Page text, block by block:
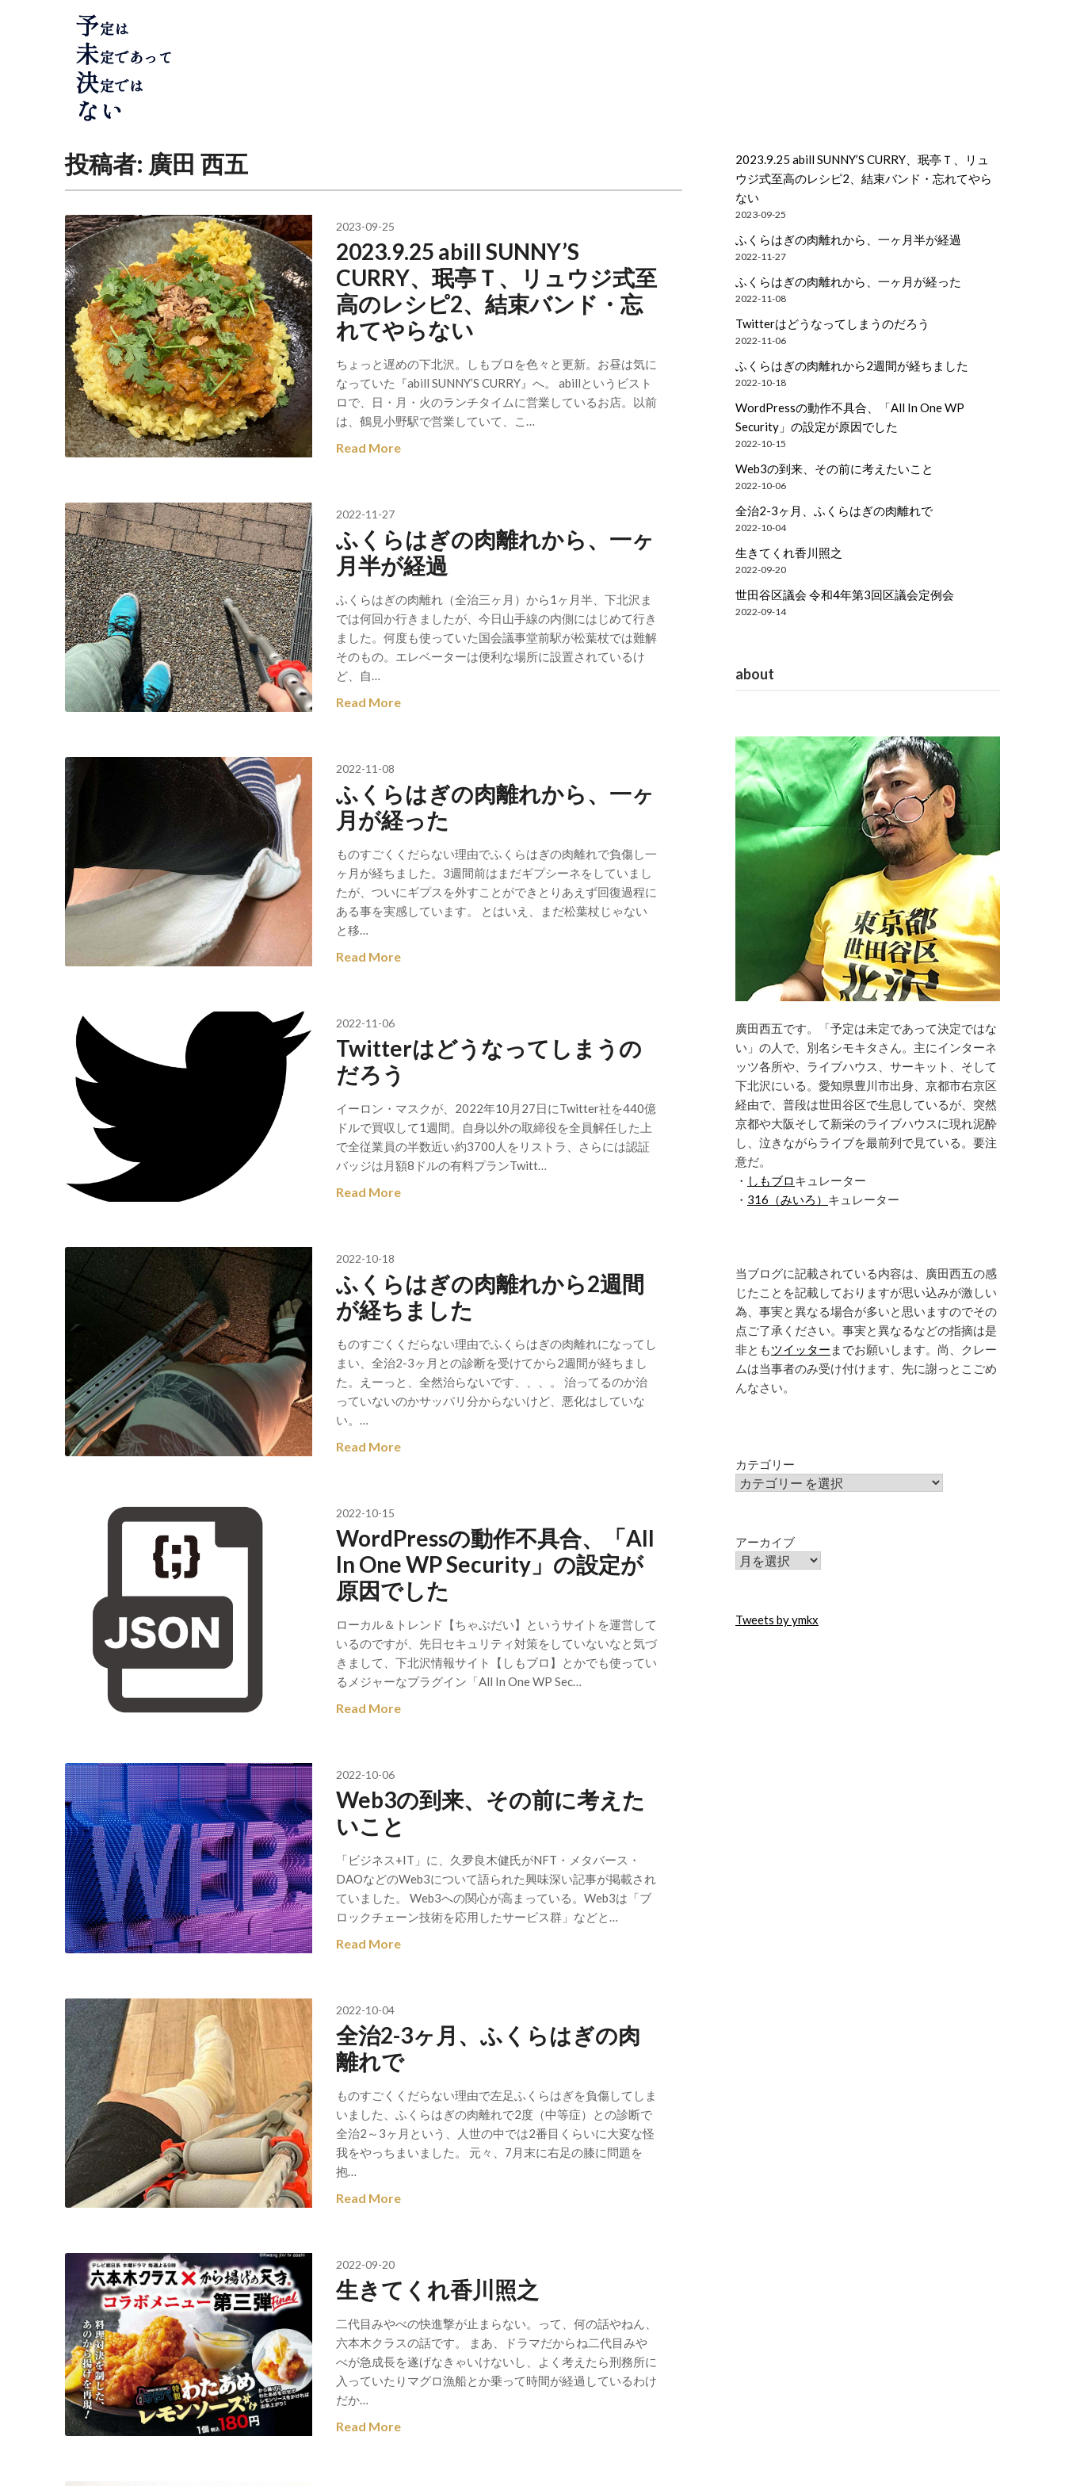
投稿者: 廣田 西五
2023-09-25
2023.9.25 abill SUNNY’S
CURRY、珉亭Ｔ、リュウジ式至
高のレシピ2、結束バンド・忘
れてやらない
ちょっと遅めの下北沢。しもブロを色々と更新。お昼は気に
なっていた『abill SUNNY’S CURRY』へ。 abillというビスト
ロで、日・月・火のランチタイムに営業しているお店。以前
は、鶴見小野駅で営業していて、こ…
Read More
2022-11-27
ふくらはぎの肉離れから、一ヶ
月半が経過
ふくらはぎの肉離れ（全治三ヶ月）から1ヶ月半、下北沢ま
では何回か行きましたが、今日山手線の内側にはじめて行き
ました。何度も使っていた国会議事堂前駅が松葉杖では難解
そのもの。エレベーターは便利な場所に設置されているけ
ど、自…
Read More
2022-11-08
ふくらはぎの肉離れから、一ヶ
月が経った
ものすごくくだらない理由でふくらはぎの肉離れで負傷し一
ヶ月が経ちました。3週間前はまだギプシーネをしていまし
たが、ついにギプスを外すことができとりあえず回復過程に
ある事を実感しています。 とはいえ、まだ松葉杖じゃない
と移…
Read More
2022-11-06
Twitterはどうなってしまうの
だろう
イーロン・マスクが、2022年10月27日にTwitter社を440億
ドルで買収して1週間。自身以外の取締役を全員解任した上
で全従業員の半数近い約3700人をリストラ、さらには認証
バッジは月額8ドルの有料プランTwitt…
Read More
2022-10-18
ふくらはぎの肉離れから2週間
が経ちました
ものすごくくだらない理由でふくらはぎの肉離れになってし
まい、全治2-3ヶ月との診断を受けてから2週間が経ちまし
た。えーっと、全然治らないです、、、。 治ってるのか治
っていないのかサッパリ分からないけど、悪化はしていな
い。…
Read More
2022-10-15
WordPressの動作不具合、「All
In One WP Security」の設定が
原因でした
ローカル＆トレンド【ちゃぶだい】というサイトを運営して
いるのですが、先日セキュリティ対策をしていないなと気づ
きまして、下北沢情報サイト【しもブロ】とかでも使ってい
るメジャーなプラグイン「All In One WP Sec…
Read More
2022-10-06
Web3の到来、その前に考えた
いこと
「ビジネス+IT」に、久夛良木健氏がNFT・メタバース・
DAOなどのWeb3について語られた興味深い記事が掲載され
ていました。 Web3への関心が高まっている。Web3は「ブ
ロックチェーン技術を応用したサービス群」などと…
Read More
2022-10-04
全治2-3ヶ月、ふくらはぎの肉
離れで
ものすごくくだらない理由で左足ふくらはぎを負傷してしま
いました、ふくらはぎの肉離れで2度（中等症）との診断で
全治2～3ヶ月という、人世の中では2番目くらいに大変な怪
我をやっちまいました。 元々、7月末に右足の膝に問題を
抱…
Read More
2022-09-20
生きてくれ香川照之
二代目みやべの快進撃が止まらない。って、何の話やねん、
六本木クラスの話です。 まあ、ドラマだからね二代目みや
べが急成長を遂げなきゃいけないし、よく考えたら刑務所に
入っていたりマグロ漁船とか乗って時間が経過しているわけ
だか…
Read More
2023.9.25 abill SUNNY’S CURRY、珉亭Ｔ、リュ
ウジ式至高のレシピ2、結束バンド・忘れてやら
ない
2023-09-25
ふくらはぎの肉離れから、一ヶ月半が経過
2022-11-27
ふくらはぎの肉離れから、一ヶ月が経った
2022-11-08
Twitterはどうなってしまうのだろう
2022-11-06
ふくらはぎの肉離れから2週間が経ちました
2022-10-18
WordPressの動作不具合、「All In One WP
Security」の設定が原因でした
2022-10-15
Web3の到来、その前に考えたいこと
2022-10-06
全治2-3ヶ月、ふくらはぎの肉離れで
2022-10-04
生きてくれ香川照之
2022-09-20
世田谷区議会 令和4年第3回区議会定例会
2022-09-14
about
廣田西五です。「予定は未定であって決定ではな
い」の人で、別名シモキタさん。主にインターネ
ッツ各所や、ライブハウス、サーキット、そして
下北沢にいる。愛知県豊川市出身、京都市右京区
経由で、普段は世田谷区で生息しているが、突然
京都や大阪そして新栄のライブハウスに現れ泥酔
し、泣きながらライブを最前列で見ている。要注
意だ。
・ しもブロキュレーター
・ 316（みいろ） キュレーター
当ブログに記載されている内容は、廣田西五の感
じたことを記載しておりますが思い込みが激しい
為、事実と異なる場合が多いと思いますのでその
点ご了承ください。事実と異なるなどの指摘は是
非ともツイッター までお願いします。尚、クレー
ムは当事者のみ受け付けます、先に謝っとこごめ
んなさい。
カテゴリー
アーカイブ
Tweets by ymkx